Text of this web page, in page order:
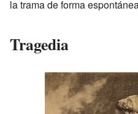
la trama de forma
Tragedia